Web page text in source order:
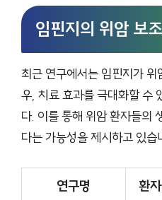
임핀지의 위암 보
최근 연구에서는 임핀지가
우, 치료 효과를 극대화할 수
다. 이를 통해 위암 환자들의
다는 가능성을 제시하고 있습
연구명 환